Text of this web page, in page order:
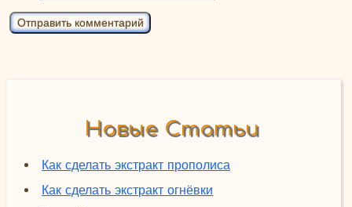
Новые Статьи
Как сделать экстракт прополиса
Как сделать экстракт огнёвки